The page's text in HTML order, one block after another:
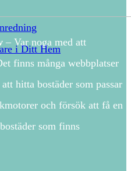
i Ditt Hem
– Var noga med att
finns många webbplatser
hitta bostäder som passar
och försök att få en
som finns